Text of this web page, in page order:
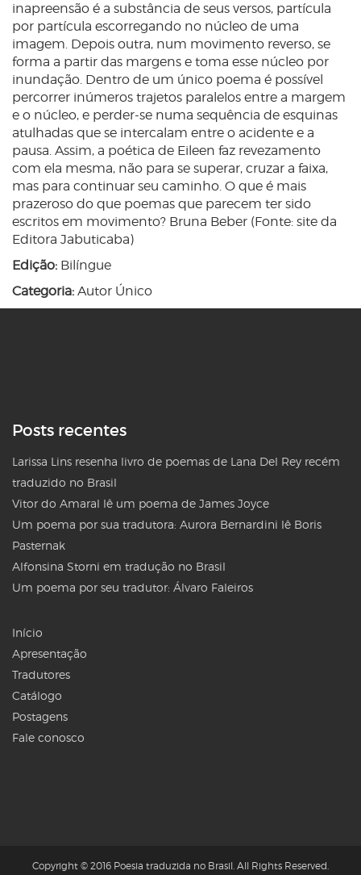
inapreensão é a substância de seus versos, partícula
por partícula escorregando no núcleo de uma
imagem. Depois outra, num movimento reverso, se
forma a partir das margens e toma esse núcleo por
inundação. Dentro de um único poema é possível
percorrer inúmeros trajetos paralelos entre a margem
e o núcleo, e perder-se numa sequência de esquinas
atulhadas que se intercalam entre o acidente e a
pausa. Assim, a poética de Eileen faz revezamento
com ela mesma, não para se superar, cruzar a faixa,
mas para continuar seu caminho. O que é mais
prazeroso do que poemas que parecem ter sido
escritos em movimento? Bruna Beber (Fonte: site da
Editora Jabuticaba)
Edição: Bilíngue
Categoria: Autor Único
Posts recentes
Larissa Lins resenha livro de poemas de Lana Del Rey recém
traduzido no Brasil
Vitor do Amaral lê um poema de James Joyce
Um poema por sua tradutora: Aurora Bernardini lê Boris
Pasternak
Alfonsina Storni em tradução no Brasil
Um poema por seu tradutor: Álvaro Faleiros
Início
Apresentação
Tradutores
Catálogo
Postagens
Fale conosco
Copyright © 2016 Poesia traduzida no Brasil. All Rights Reserved.